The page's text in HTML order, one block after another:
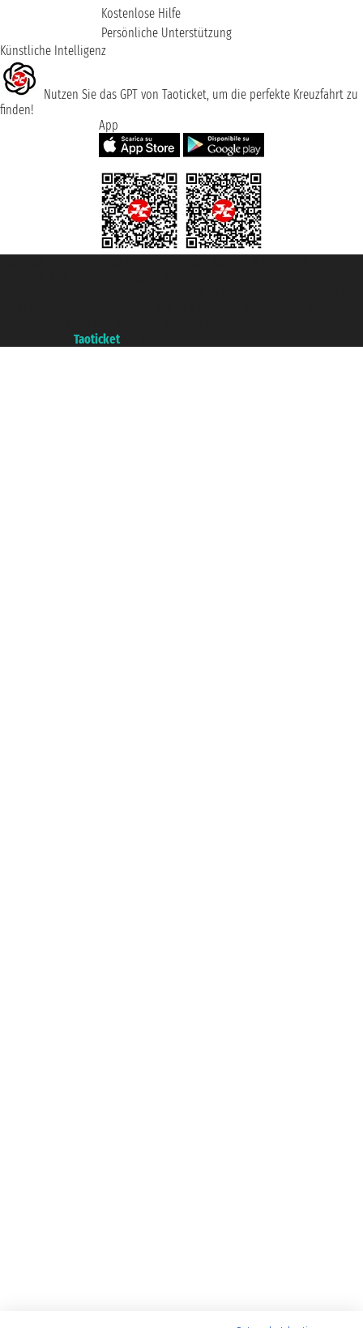
Kostenlose Hilfe
Persönliche Unterstützung
Künstliche Intelligenz
Nutzen Sie das GPT von Taoticket, um die perfekte Kreuzfahrt zu
finden!
App
Taoticket